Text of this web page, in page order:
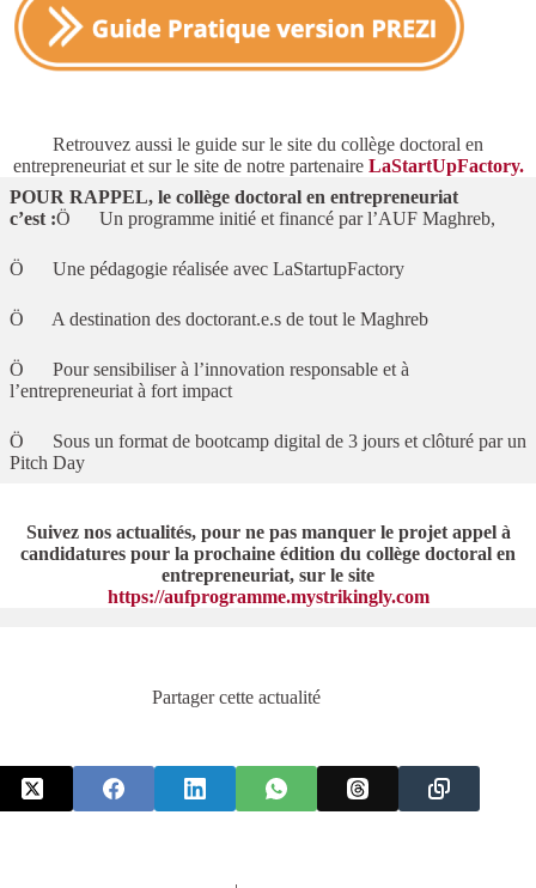
Retrouvez aussi le guide sur le site du collège doctoral en
entrepreneuriat et sur le site de notre partenaire LaStartUpFactory.
POUR RAPPEL, le collège doctoral en entrepreneuriat
c’est :Ö Un programme initié et financé par l’AUF Maghreb,
Ö Une pédagogie réalisée avec LaStartupFactory
Ö A destination des doctorant.e.s de tout le Maghreb
Ö Pour sensibiliser à l’innovation responsable et à
l’entrepreneuriat à fort impact
Ö Sous un format de bootcamp digital de 3 jours et clôturé par un
Pitch Day
Suivez nos actualités, pour ne pas manquer le projet appel à
candidatures pour la prochaine édition du collège doctoral en
entrepreneuriat, sur le site
https://aufprogramme.mystrikingly.com
Partager cette actualité